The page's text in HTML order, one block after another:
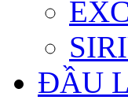
ĐẦU